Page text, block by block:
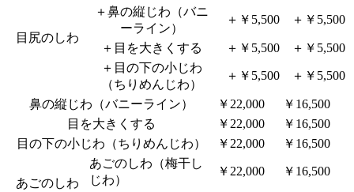
目尻のしわ
＋鼻の縦じわ（バニ
ーライン）
＋￥5,500 ＋￥5,500
＋目を大きくする ＋￥5,500
＋￥5,500
＋目の下の小じわ
（ちりめんじわ）
＋￥5,500 ＋￥5,500
鼻の縦じわ（バニーライン） ￥22,000
￥16,500
目を大きくする
￥22,000
￥16,500
目の下の小じわ（ちりめんじわ）
￥22,000 ￥16,500
あごのしわ
あごのしわ（梅干し
じわ）
￥22,000 ￥16,500